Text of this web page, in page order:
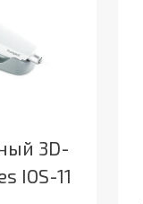
3D-
IOS-11